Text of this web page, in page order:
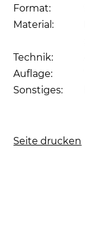
Format:
Material:
Technik:
Auflage:
Sonstiges:
Seite drucken